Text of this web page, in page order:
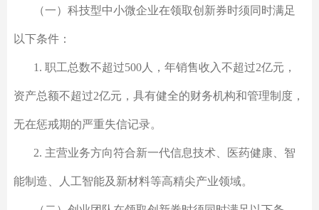
（一）科技型中小微企业在领取创新券时须同时满足
以下条件：
1. 职工总数不超过500人，年销售收入不超过2亿元，
资产总额不超过2亿元，具有健全的财务机构和管理制度，
无在惩戒期的严重失信记录。
2. 主营业务方向符合新一代信息技术、医药健康、智
能制造、人工智能及新材料等高精尖产业领域。